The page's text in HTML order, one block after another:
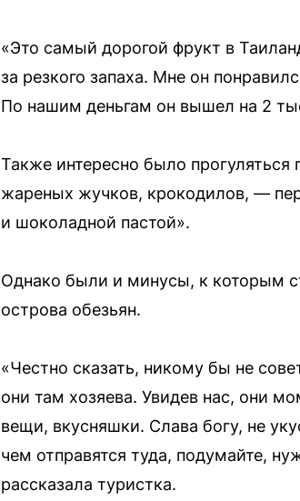
«Это самый дорогой фрукт в
за резкого запаха. Мне он
По нашим деньгам он вышел на 2
Также интересно было
жареных жучков, крокодилов, —
и шоколадной пастой».
Однако были и минусы, к которым
острова обезьян.
«Честно сказать, никому бы не
они там хозяева. Увидев нас, они
вещи, вкусняшки. Слава богу, не
чем отправятся туда, подумайте,
рассказала туристка.